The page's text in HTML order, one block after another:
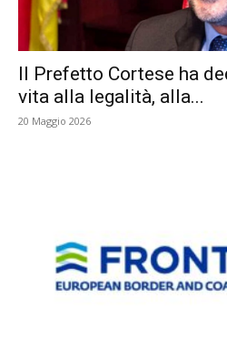
Il Prefetto Cortese ha
vita alla legalità, alla...
20 Maggio 2026